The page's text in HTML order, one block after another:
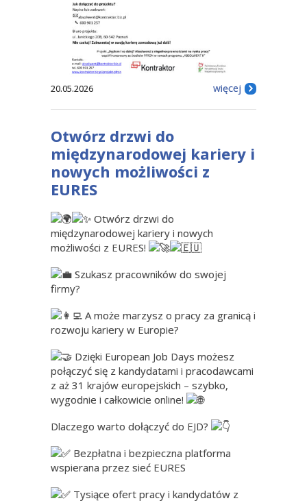
20.05.2026 więcej
Otwórz drzwi do
międzynarodowej kariery i
nowych możliwości z
EURES
Otwórz drzwi do
międzynarodowej kariery i nowych
możliwości z EURES!
Szukasz pracowników do swojej
firmy?
A może marzysz o pracy za granicą i
rozwoju kariery w Europie?
Dzięki European Job Days możesz
połączyć się z kandydatami i pracodawcami
z aż 31 krajów europejskich – szybko,
wygodnie i całkowicie online!
Dlaczego warto dołączyć do EJD?
Bezpłatna i bezpieczna platforma
wspierana przez sieć EURES
Tysiące ofert pracy i kandydatów z